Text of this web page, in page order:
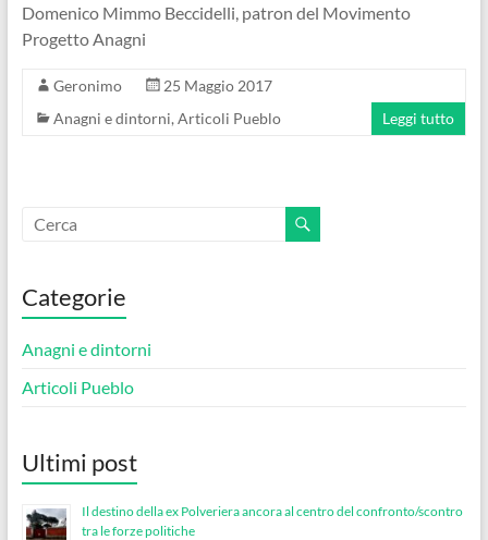
Domenico Mimmo Beccidelli, patron del Movimento
Progetto Anagni
Geronimo
25 Maggio 2017
Anagni e dintorni, Articoli Pueblo Leggi tutto
Categorie
Anagni e dintorni
Articoli Pueblo
Ultimi post
Il destino della ex Polveriera ancora al centro del confronto/scontro
tra le forze politiche